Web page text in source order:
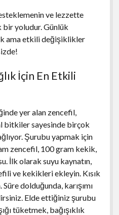
ve lezzette
bir yoludur. Günlük
ama etkili değişiklikler
İçin En Etkili
yer alan zencefil,
bitkiler sayesinde birçok
Şurubu yapmak için
zencefil, 100 gram kekik,
İlk olarak suyu kaynatın,
ve kekikleri ekleyin. Kısık
dolduğunda, karışımı
Elde ettiğiniz şurubu
tüketmek, bağışıklık